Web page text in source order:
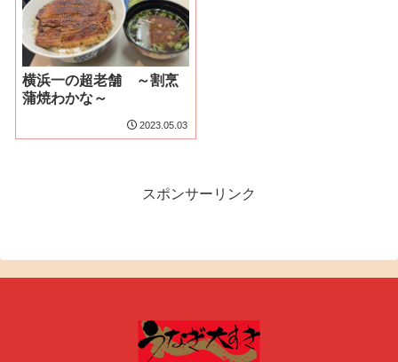
横浜一の超老舗 ～割烹
蒲焼わかな～
2023.05.03
スポンサーリンク